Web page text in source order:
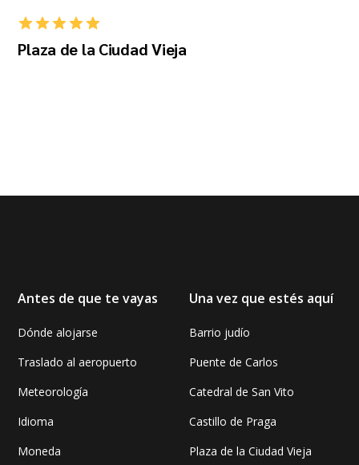
Plaza de la Ciudad Vieja
Antes de que te vayas
Dónde alojarse
Traslado al aeropuerto
Meteorología
Idioma
Moneda
Una vez que estés aquí
Barrio judío
Puente de Carlos
Catedral de San Vito
Castillo de Praga
Plaza de la Ciudad Vieja